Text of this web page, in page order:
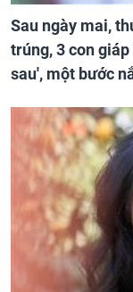
Sau ngày mai,
trúng, 3 con
sau', một bước